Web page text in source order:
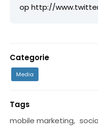
op http://
Categorie
Media
Tags
mobile marketing,